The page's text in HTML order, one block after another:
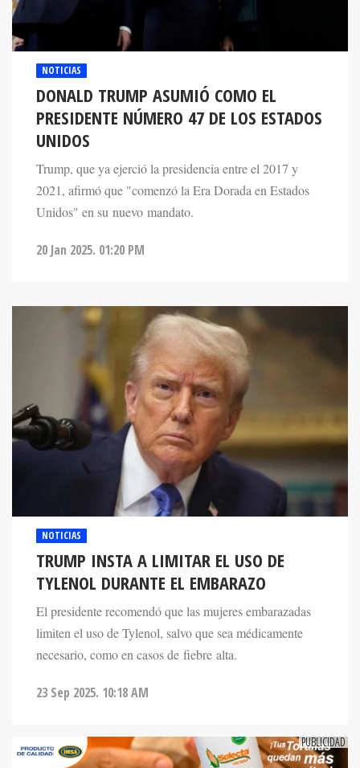
NOTICIAS
DONALD TRUMP ASUMIÓ COMO EL
PRESIDENTE NÚMERO 47 DE LOS ESTADOS
UNIDOS
Trump, que ya ejerció la presidencia entre el 2017 y
2021, afirmó que "comenzó la Era Dorada en Estados
Unidos" en su nuevo mandato.
20 Jan 2025. 01:20 PM
NOTICIAS
TRUMP INSTA A LIMITAR EL USO DE
TYLENOL DURANTE EL EMBARAZO
El presidente recomendó que las mujeres embarazadas
limiten el uso de Tylenol, salvo que sea médicamente
necesario, como en casos de fiebre alta.
23 Sep 2025. 10:18 AM